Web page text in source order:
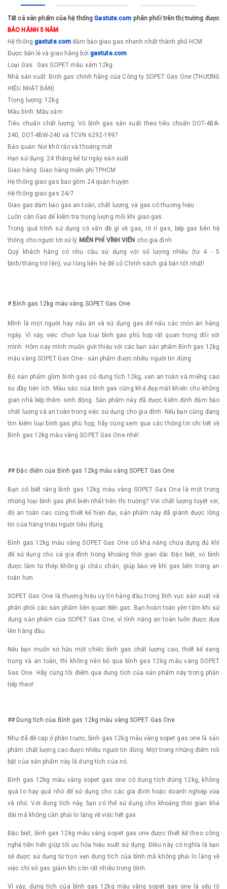
Tất cả sản phẩm của hệ thốngGastute.com phân phối trên thị trường được
BẢO HÀNH 5 NĂM
Hệ thống gastute.com đảm bảo giao gas nhanh nhất thành phố HCM
Được bán lẻ và giao hàng bởi gastute.com
Loại Gas: Gas SOPET màu xám 12kg
Nhà sản xuất: Bình gas chính hãng của Công ty SOPET Gas One (THƯƠNG
HIỆU NHẬT BẢN)
Trọng lượng: 12kg
Màu bình: Màu xám
Tiêu chuẩn chất lượng: Vỏ bình gas sản xuất theo tiêu chuẩn DOT-4BA-
240, DOT-4BW-240 và TCVN 6292-1997
Bảo quản: Nơi khô ráo và thoáng mát
Hạn sử dụng: 24 tháng kể từ ngày sản xuất
Giao hàng: Giao hàng miễn phí TPHCM
Hệ thống giao gas bao gồm 24 quận huyện
Hệ thống giao gas 24/7
Giao gas đảm bảo gas an toàn, chất lượng, và gas có thương hiệu
Luôn cân Gas để kiểm tra trọng lượng mỗi khi giao gas
Trong quá trình sử dụng có vấn đề gì về gas, rò rỉ gas, bếp gas bên hệ
thống cho người tới xử lý MIỄN PHÍ VĨNH VIỂN cho gia đình
Quý khách hàng có nhu cầu sử dụng với số lượng nhiều (từ 4 - 5
bình/tháng trở lên), vui lòng liên hệ để có Chính sách giá bán tốt nhất!
# Bình gas 12kg màu vàng SOPET Gas One
Mình là một người hay nấu ăn và sử dụng gas để nấu các món ăn hàng
ngày. Vì vậy, việc chọn lựa loại bình gas phù hợp rất quan trọng đối với
mình. Hôm nay mình muốn giới thiệu với các bạn sản phẩm Bình gas 12kg
màu vàng SOPET Gas One - sản phẩm được nhiều người tin dùng.
Bộ sản phẩm gồm bình gas có dung tích 12kg, van an toàn và miếng cao
su đầy tiện ích. Màu sắc của bình gas cũng khá đẹp mắt khiến cho không
gian nhà bếp thêm sinh động. Sản phẩm này đã được kiểm định đảm bảo
chất lượng và an toàn trong việc sử dụng cho gia đình. Nếu bạn cũng đang
tìm kiếm loại bình gas phù hợp, hãy cùng xem qua các thông tin chi tiết về
Bình gas 12kg màu vàng SOPET Gas One nhé!
## Đặc điểm của Bình gas 12kg màu vàng SOPET Gas One
Bạn có biết rằng bình gas 12kg màu vàng SOPET Gas One là một trong
những loại bình gas phổ biến nhất trên thị trường? Với chất lượng tuyệt vời,
độ an toàn cao cùng thiết kế hiện đại, sản phẩm này đã giành được lòng
tin của hàng triệu người tiêu dùng.
Bình gas 12kg màu vàng SOPET Gas One có khả năng chứa đựng đủ khí
để sử dụng cho cả gia đình trong khoảng thời gian dài. Đặc biệt, vỏ bình
được làm từ thép không gỉ chắc chắn, giúp bảo vệ khí gas bên trong an
toàn hơn.
SOPET Gas One là thương hiệu uy tín hàng đầu trong lĩnh vực sản xuất và
phân phối các sản phẩm liên quan đến gas. Bạn hoàn toàn yên tâm khi sử
dụng sản phẩm của SOPET Gas One, vì tính năng an toàn luôn được đưa
lên hàng đầu.
Nếu bạn muốn sở hữu một chiếc bình gas chất lượng cao, thiết kế sang
trọng và an toàn, thì không nên bỏ qua bình gas 12kg màu vàng SOPET
Gas One. Hãy cùng tôi điểm qua dung tích của sản phẩm này trong phần
tiếp theo!
## Dung tích của Bình gas 12kg màu vàng SOPET Gas One
Như đã đề cập ở phần trước, bình gas 12kg màu vàng sopet gas one là sản
phẩm chất lượng cao được nhiều người tin dùng. Một trong những điểm nổi
bật của sản phẩm này là dung tích của nó.
Bình gas 12kg màu vàng sopet gas one có dung tích đúng 12kg, không
quá to hay quá nhỏ để sử dụng cho các gia đình hoặc doanh nghiệp vừa
và nhỏ. Với dung tích này, bạn có thể sử dụng cho khoảng thời gian khá
dài mà không cần phải lo lắng về việc hết gas.
Đặc biệt, bình gas 12kg màu vàng sopet gas one được thiết kế theo công
nghệ tiên tiến giúp tối ưu hóa hiệu suất sử dụng. Điều này có nghĩa là bạn
sẽ được sử dụng từ trọn vẹn dung tích của bình mà không phải lo lắng về
việc chỉ số gas giảm khi còn rất nhiều trong bình.
Vì vậy, dung tích của bình gas 12kg màu vàng sopet gas one là yếu tố